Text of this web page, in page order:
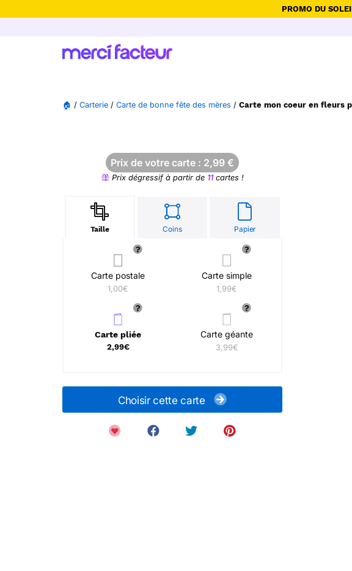
PROMO DU
🏠 / Carterie / Carte de bonne fête des mères / Carte mon coeur en fleurs
Prix de votre carte : 2,99 €
Prix dégressif à partir de 11cartes !
Taille Coins Papier
Carte postale
1,00€
Carte simple
1,99€
Carte pliée
2,99€
Carte géante
3,99€
Choisir cette carte